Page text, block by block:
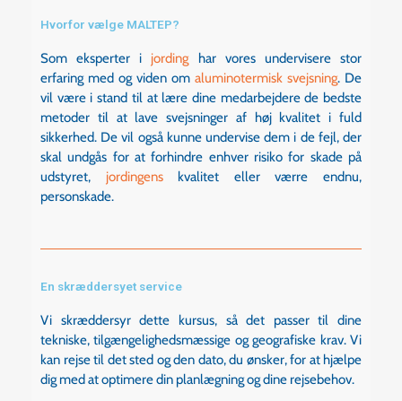
Hvorfor vælge MALTEP?
Som eksperter i jording har vores undervisere stor
erfaring med og viden om aluminotermisk svejsning. De
vil være i stand til at lære dine medarbejdere de bedste
metoder til at lave svejsninger af høj kvalitet i fuld
sikkerhed. De vil også kunne undervise dem i de fejl, der
skal undgås for at forhindre enhver risiko for skade på
udstyret, jordingenskvalitet eller værre endnu,
personskade.
En skræddersyet service
Vi skræddersyr dette kursus, så det passer til dine
tekniske, tilgængelighedsmæssige og geografiske krav. Vi
kan rejse til det sted og den dato, du ønsker, for at hjælpe
dig med at optimere din planlægning og dine rejsebehov.